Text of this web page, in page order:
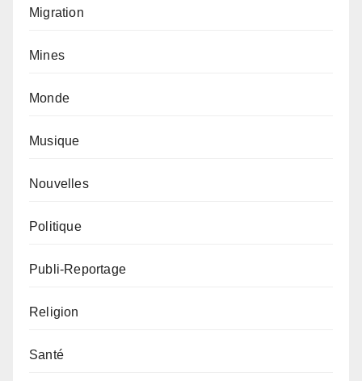
Migration
Mines
Monde
Musique
Nouvelles
Politique
Publi-Reportage
Religion
Santé